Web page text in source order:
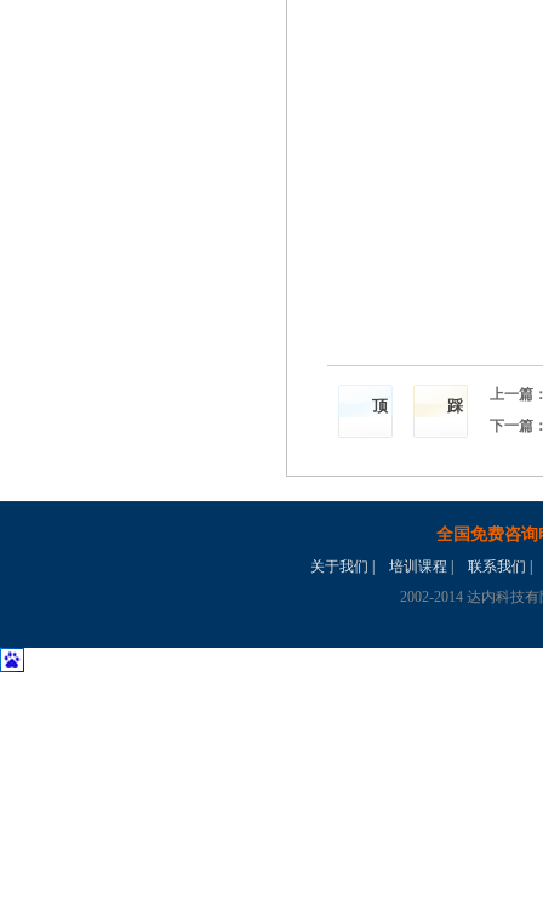
顶 踩
上一篇
下一篇
全国免费咨询
关于我们 培训课程 联系我们
2002-2014 达内科技